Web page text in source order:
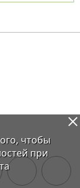
чтобы
при